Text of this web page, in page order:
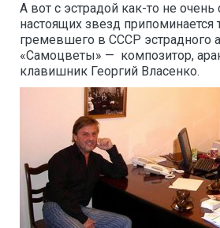
А вот с эстрадой как-то не
настоящих звезд припоминается
гремевшего в СССР эстрадного
«Самоцветы» — композитор,
клавишник Георгий Власенко.